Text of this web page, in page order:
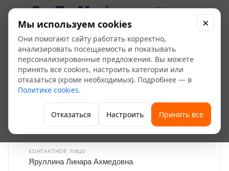
Вакансии
Главная — О компании — Вакансии
Отправить резюме
КОНТАКТНОЕ ЛИЦО
Яруллина Линара Ахмедовна
Мы используем cookies
Они помогают сайту работать корректно,
анализировать посещаемость и показывать
персонализированные предложения. Вы можете
принять все cookies, настроить категории или
отказаться (кроме необходимых). Подробнее — в
Политике cookies.
Отказаться Настроить Принять все
×